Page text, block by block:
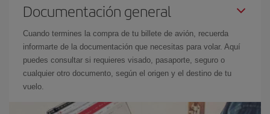
Documentación general
Cuando termines la compra de tu billete de avión, recuerda
informarte de la documentación que necesitas para volar. Aquí
puedes consultar si requieres visado, pasaporte, seguro o
cualquier otro documento, según el origen y el destino de tu
vuelo.